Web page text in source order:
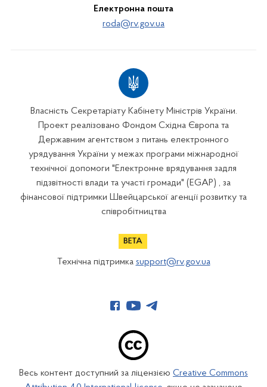
Електронна пошта
roda@rv.gov.ua
Власність Секретаріату Кабінету Міністрів України.
Проект реалізовано Фондом Східна Європа та
Державним агентством з питань електронного
урядування України у межах програми міжнародної
технічної допомоги "Електронне врядування задля
підзвітності влади та участі громади" (EGAP) , за
фінансової підтримки Швейцарської агенції розвитку та
співробітництва
Технічна підтримка support@rv.gov.ua
Весь контент доступний за ліцензією Creative Commons